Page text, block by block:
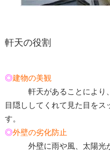
軒天の役割
◎建物の美観
軒天があることにより、
目隠ししてくれて見た目をス
す。
◎外壁の劣化防止
外壁に雨や風、太陽光が